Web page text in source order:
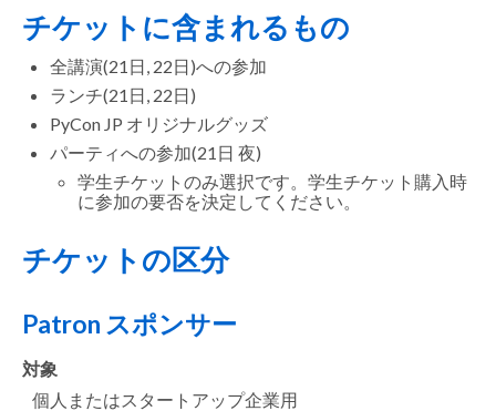
チケットに含まれるもの
全講演(21日, 22日)への参加
ランチ(21日, 22日)
PyCon JP オリジナルグッズ
パーティへの参加(21日 夜)
学生チケットのみ選択です。学生チケット購入時
に参加の要否を決定してください。
チケットの区分
Patron スポンサー
対象
個人またはスタートアップ企業用